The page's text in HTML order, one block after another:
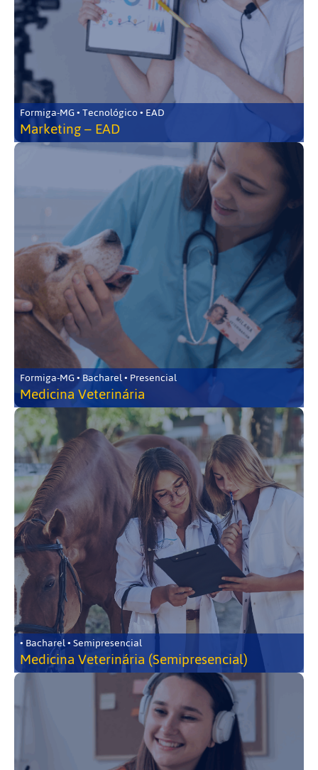
Formiga-MG • Tecnológico • EAD
Marketing – EAD
Formiga-MG • Bacharel • Presencial
Medicina Veterinária
• Bacharel • Semipresencial
Medicina Veterinária (Semipresencial)